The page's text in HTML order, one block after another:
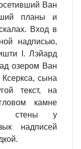
Ван
планы и
Вход в
надписью,
I. Лэйард
озером Ван
сына
текст, на
камне
стены у
надписей